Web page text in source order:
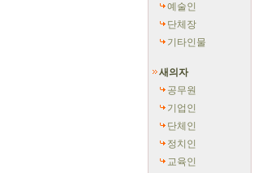
예술인
단체장
기타인물
새의자
공무원
기업인
단체인
정치인
교육인